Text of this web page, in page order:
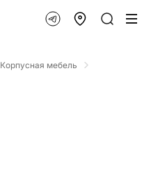
Корпусная мебель